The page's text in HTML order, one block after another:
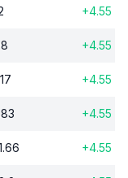
+4.55
+4.55
+4.55
+4.55
+4.55